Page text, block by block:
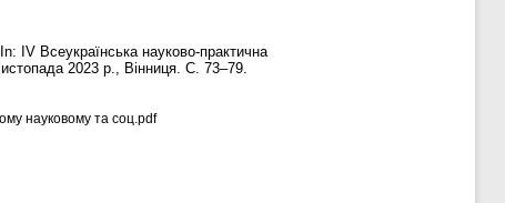
In: ІV Всеукраїнська науково-практична
2023 р., Вінниця. С. 73–79.
науковому та соц.pdf